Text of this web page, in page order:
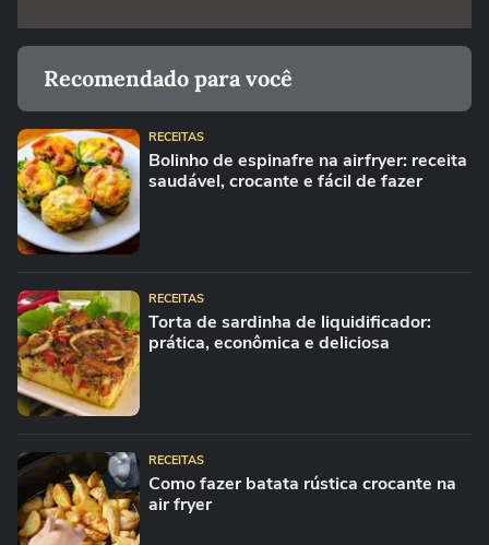
Recomendado para você
RECEITAS
Bolinho de espinafre na airfryer: receita
saudável, crocante e fácil de fazer
RECEITAS
Torta de sardinha de liquidificador:
prática, econômica e deliciosa
RECEITAS
Como fazer batata rústica crocante na
air fryer